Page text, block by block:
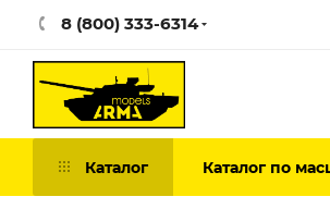
8 (800) 333-6314
Каталог Каталог по